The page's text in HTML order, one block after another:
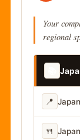
Your
regional
📍
🍴